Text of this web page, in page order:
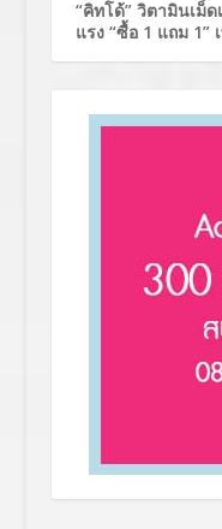
“คิทโด้” วิตามินเม็
แรง “ซื้อ 1 แถม 1”